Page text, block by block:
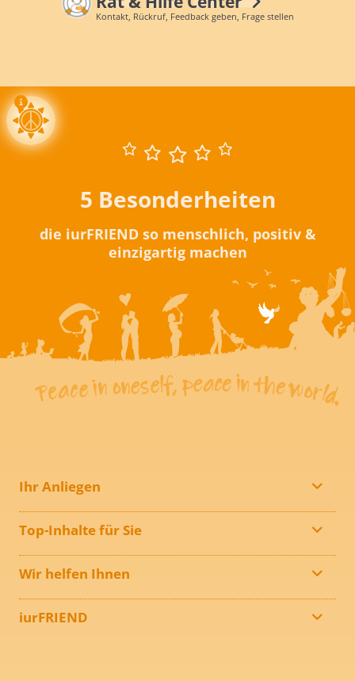
Kontakt, Rückruf, Feedback geben, Frage stellen
5 Besonderheiten
die iurFRIEND so menschlich, positiv &
einzigartig machen
Ihr Anliegen
Top-Inhalte für Sie
Wir helfen Ihnen
iurFRIEND